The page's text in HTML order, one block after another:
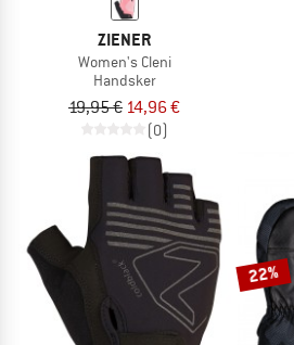
ZIENER
Women's Cleni
Handsker
19,95 € 14,96 €
(0)
22%